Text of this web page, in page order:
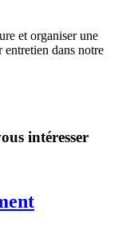
et organiser une
entretien dans notre
intéresser